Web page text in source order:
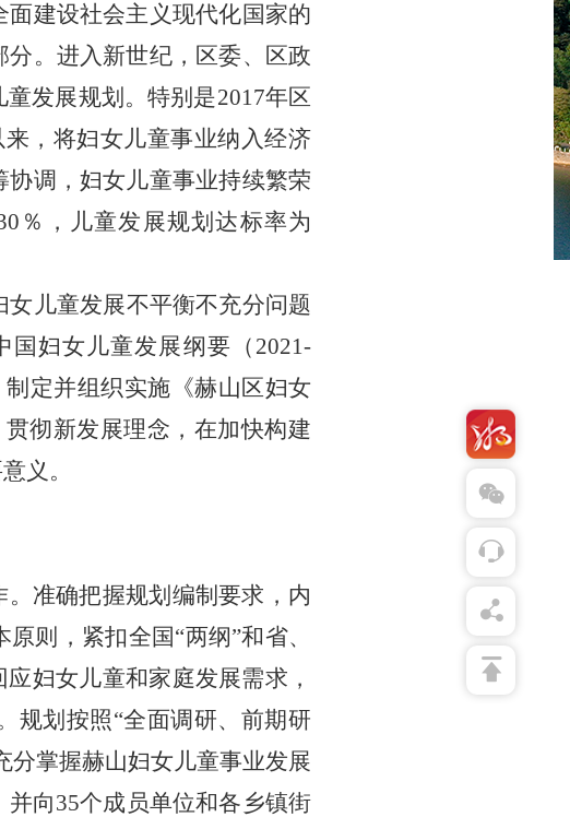
建设社会主义现代化国家的
。 进入新世纪，区委、 区政
发展规划。特别是2017年区
，将妇女儿童事业纳入经济
调，妇女儿童事业持续繁荣
％ ，儿童发展规划达标率为
女儿童发展不平衡不充分问题
国妇女儿童发展纲要（2021-
制定并组织实施 《赫山区妇女
贯彻新发展理念，在加快构建
义 。
准确把握规划编制要求，内
则，紧扣全国“两纲”和省、
妇女儿童和家庭发展需求，
规划按照“全面调研、前期研
分掌握赫山妇女儿童事业发展
并向35个成员单位和各 乡镇街